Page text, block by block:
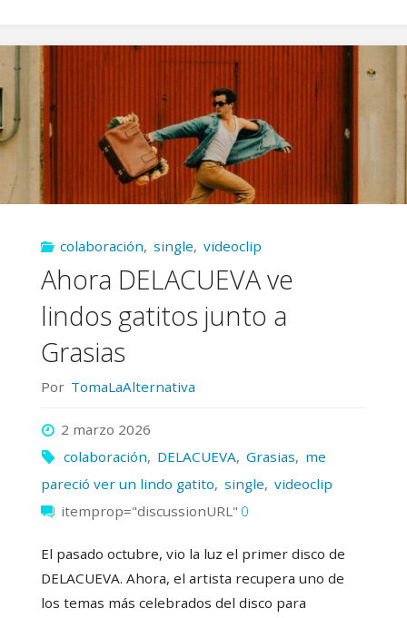
junto
Mía
Berlín"
colaboración, single, videoclip
Ahora DELACUEVA ve
lindos gatitos junto a
Grasias
Por TomaLaAlternativa
2 marzo 2026
colaboración, DELACUEVA, Grasias, me
pareció ver un lindo gatito, single, videoclip
itemprop="discussionURL" 0
El pasado octubre, vio la luz el primer disco de
DELACUEVA. Ahora, el artista recupera uno de
los temas más celebrados del disco para